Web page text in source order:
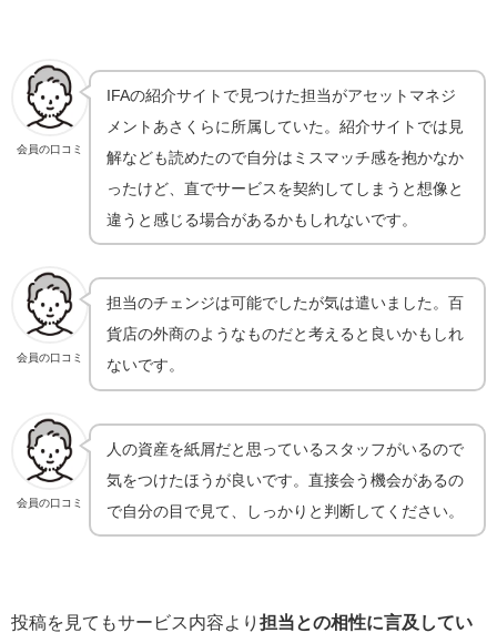
会員の口コミ
IFAの紹介サイトで見つけた担当がアセットマネジ
メントあさくらに所属していた。紹介サイトでは見
解なども読めたので自分はミスマッチ感を抱かなか
ったけど、直でサービスを契約してしまうと想像と
違うと感じる場合があるかもしれないです。
会員の口コミ
担当のチェンジは可能でしたが気は遣いました。百
貨店の外商のようなものだと考えると良いかもしれ
ないです。
会員の口コミ
人の資産を紙屑だと思っているスタッフがいるので
気をつけたほうが良いです。直接会う機会があるの
で自分の目で見て、しっかりと判断してください。
投稿を見てもサービス内容より 担当との相性に言及してい